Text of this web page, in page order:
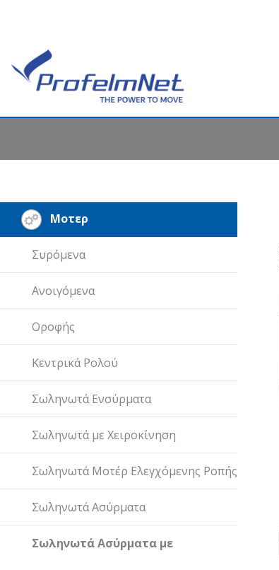
Μοτερ
Συρόμενα
Ανοιγόμενα
Οροφής
Κεντρικά Ρολού
Σωληνωτά Ενσύρματα
Σωληνωτά με Χειροκίνηση
Σωληνωτά Μοτέρ Ελεγχόμενης Ροπής
Σωληνωτά Ασύρματα
Σωληνωτά Ασύρματα με